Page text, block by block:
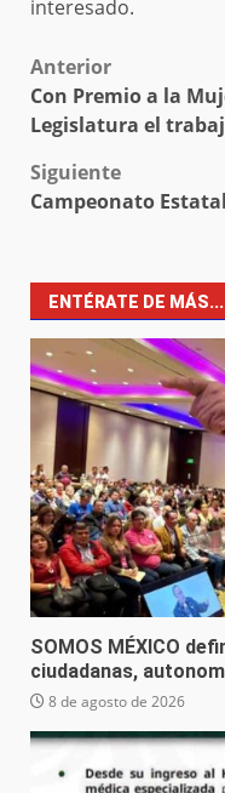
interesado.
Post
navigation
Anterior
Con Premio a la
Legislatura el
Siguiente
Campeonato
ENTÉRATE DE MÁS...
SOMOS MÉXICO
ciudadanas,
8 de agosto de 2026